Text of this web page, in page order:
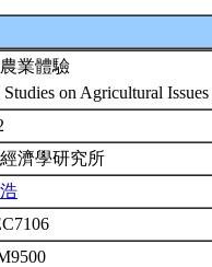
業體驗
Studies on Agricultural
濟學研究所